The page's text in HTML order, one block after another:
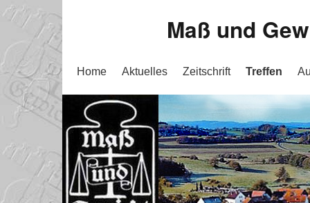
Maß und
Home Aktuelles Zeitschrift Treffen